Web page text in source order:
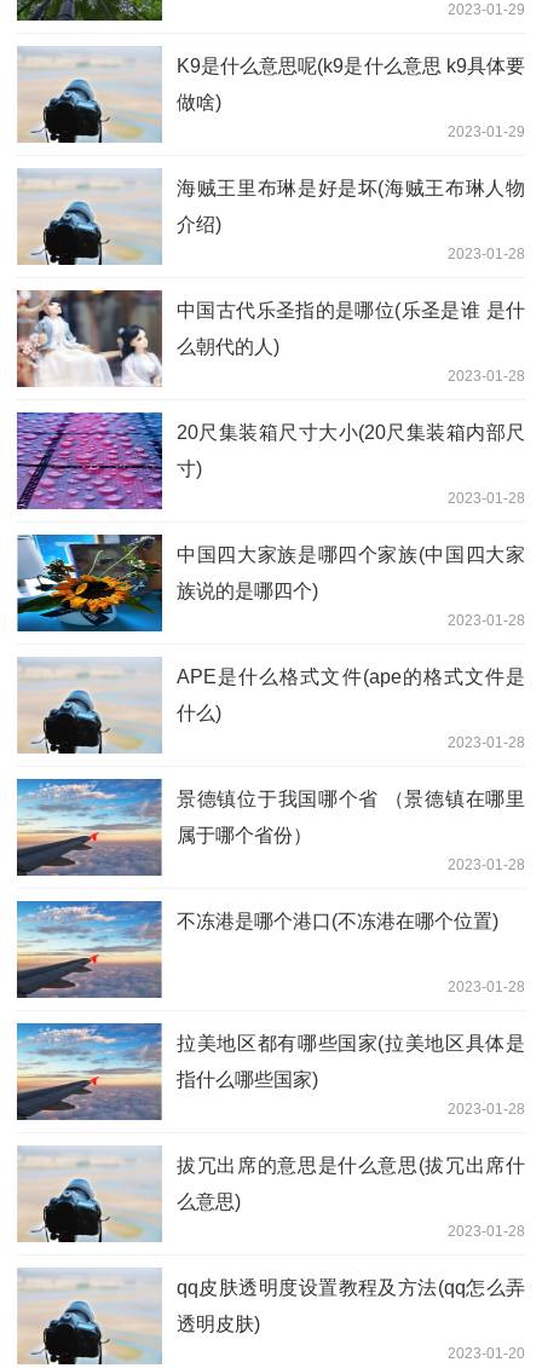
2023-01-29
K9是什么意思呢(k9是什么意思 k9具体要
做啥)
2023-01-29
海贼王里布琳是好是坏(海贼王布琳人物
介绍)
2023-01-28
中国古代乐圣指的是哪位(乐圣是谁 是什
么朝代的人)
2023-01-28
20尺集装箱尺寸大小(20尺集装箱内部尺
寸)
2023-01-28
中国四大家族是哪四个家族(中国四大家
族说的是哪四个)
2023-01-28
APE是什么格式文件(ape的格式文件是
什么)
2023-01-28
景德镇位于我国哪个省 （景德镇在哪里
属于哪个省份）
2023-01-28
不冻港是哪个港口(不冻港在哪个位置)
2023-01-28
拉美地区都有哪些国家(拉美地区具体是
指什么哪些国家)
2023-01-28
拔冗出席的意思是什么意思(拔冗出席什
么意思)
2023-01-28
qq皮肤透明度设置教程及方法(qq怎么弄
透明皮肤)
2023-01-20